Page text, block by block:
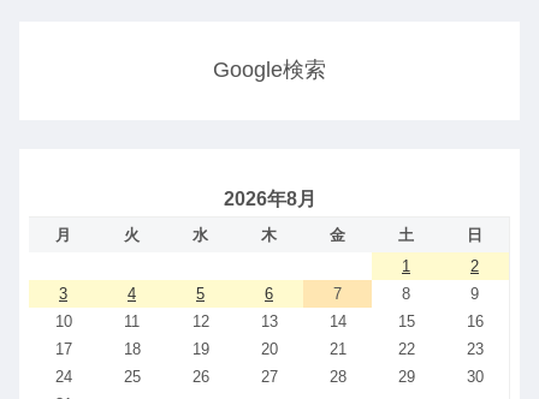
Google検索
2026年8月
月 火 水 木 金 土
日
1
2
3
4 5 6 7 8
9
10
11 12 13 14 15
16
17
18 19 20 21 22
23
24
25 26 27 28 29
30